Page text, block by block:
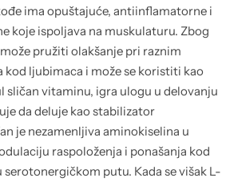
ima opuštajuće, antiinflamatorne i
koje ispoljava na muskulaturu. Zbog
pružiti olakšanje pri raznim
ljubimaca i može se koristiti kao
sličan vitaminu, igra ulogu u delovanju
da deluje kao stabilizator
je nezamenljiva aminokiselina u
raspoloženja i ponašanja kod
serotonergičkom putu. Kada se višak L-